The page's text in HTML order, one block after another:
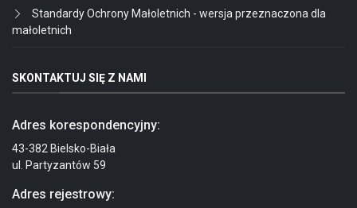
Standardy Ochrony Małoletnich - wersja przeznaczona dla
małoletnich
SKONTAKTUJ SIĘ Z NAMI
Adres korespondencyjny:
43-382 Bielsko-Biała
ul. Partyzantów 59
Adres rejestrowy: